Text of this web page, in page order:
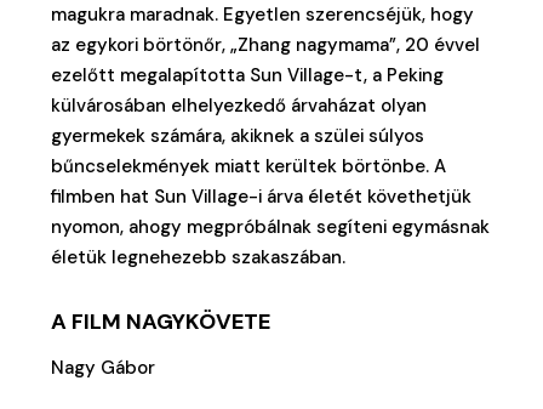
magukra maradnak. Egyetlen szerencséjük, hogy
az egykori börtönőr, „Zhang nagymama”, 20 évvel
ezelőtt megalapította Sun Village-t, a Peking
külvárosában elhelyezkedő árvaházat olyan
gyermekek számára, akiknek a szülei súlyos
bűncselekmények miatt kerültek börtönbe. A
filmben hat Sun Village-i árva életét követhetjük
nyomon, ahogy megpróbálnak segíteni egymásnak
életük legnehezebb szakaszában.
A FILM NAGYKÖVETE
Nagy Gábor